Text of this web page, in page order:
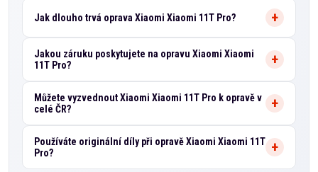
Jak dlouho trvá oprava Xiaomi Xiaomi 11T Pro?
Jakou záruku poskytujete na opravu Xiaomi Xiaomi
11T Pro?
Můžete vyzvednout Xiaomi Xiaomi 11T Pro k opravě v
celé ČR?
Používáte originální díly při opravě Xiaomi Xiaomi 11T
Pro?